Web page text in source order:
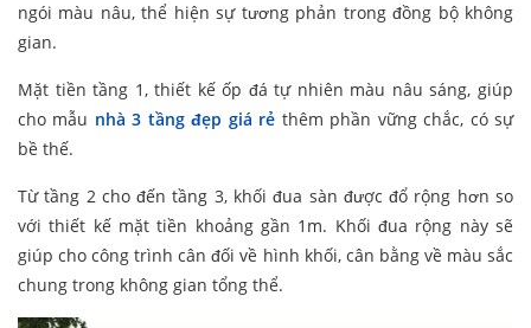
ngói màu nâu, thể hiện sự tương phản trong đồng bộ không
gian.
Mặt tiền tầng 1, thiết kế ốp đá tự nhiên màu nâu sáng, giúp
cho mẫu nhà 3 tầng đẹp giá rẻ thêm phần vững chắc, có sự
bề thế.
Từ tầng 2 cho đến tầng 3, khối đua sàn được đổ rộng hơn so
với thiết kế mặt tiền khoảng gần 1m. Khối đua rộng này sẽ
giúp cho công trình cân đối về hình khối, cân bằng về màu sắc
chung trong không gian tổng thể.